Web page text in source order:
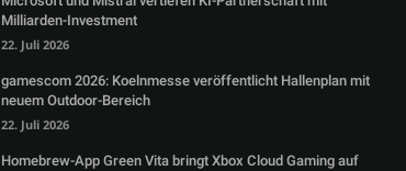
Milliarden-Investment
22. Juli 2026
gamescom 2026: Koelnmesse veröffentlicht Hallenplan mit
neuem Outdoor-Bereich
22. Juli 2026
Homebrew-App Green Vita bringt Xbox Cloud Gaming auf